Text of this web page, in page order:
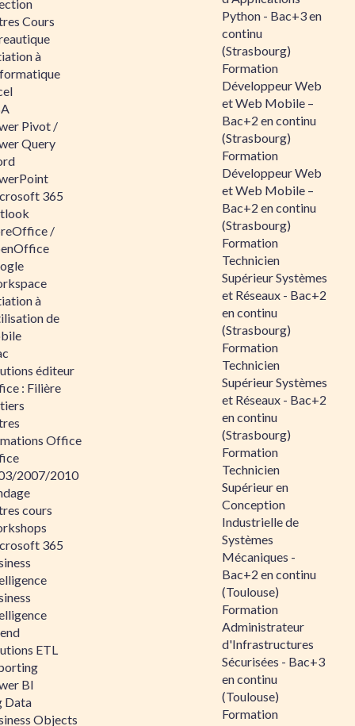
Cours
à
Pivot /
Query
365
/
à
de
éditeur
: Filière
Office
2007/2010
cours
365
ETL
BI
Data
Objects
Python - Bac+3 en
continu
(Strasbourg)
Formation
Développeur Web
et Web Mobile –
Bac+2 en continu
(Strasbourg)
Formation
Développeur Web
et Web Mobile –
Bac+2 en continu
(Strasbourg)
Formation
Technicien
Supérieur Systèmes
et Réseaux - Bac+2
en continu
(Strasbourg)
Formation
Technicien
Supérieur Systèmes
et Réseaux - Bac+2
en continu
(Strasbourg)
Formation
Technicien
Supérieur en
Conception
Industrielle de
Systèmes
Mécaniques -
Bac+2 en continu
(Toulouse)
Formation
Administrateur
d'Infrastructures
Sécurisées - Bac+3
en continu
(Toulouse)
Formation